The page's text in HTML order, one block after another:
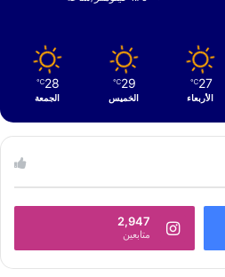
27
℃
الأربعاء
29
℃
الخميس
28
℃
الجمعة
2,947
متابعين